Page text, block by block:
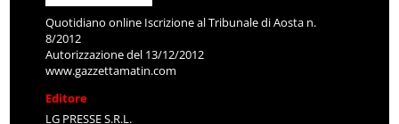
Quotidiano online Iscrizione al Tribunale di Aosta n.
8/2012
Autorizzazione del 13/12/2012
www.gazzettamatin.com
Editore
LG PRESSE S.R.L.